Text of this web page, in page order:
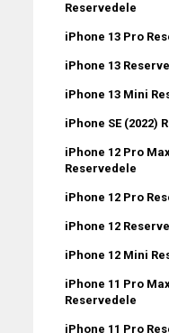
Reservedele
iPhone 13 Pro
iPhone 13
iPhone 13 Mini
iPhone SE (2022)
iPhone 12 Pro
Reservedele
iPhone 12 Pro
iPhone 12
iPhone 12 Mini
iPhone 11 Pro
Reservedele
iPhone 11 Pro